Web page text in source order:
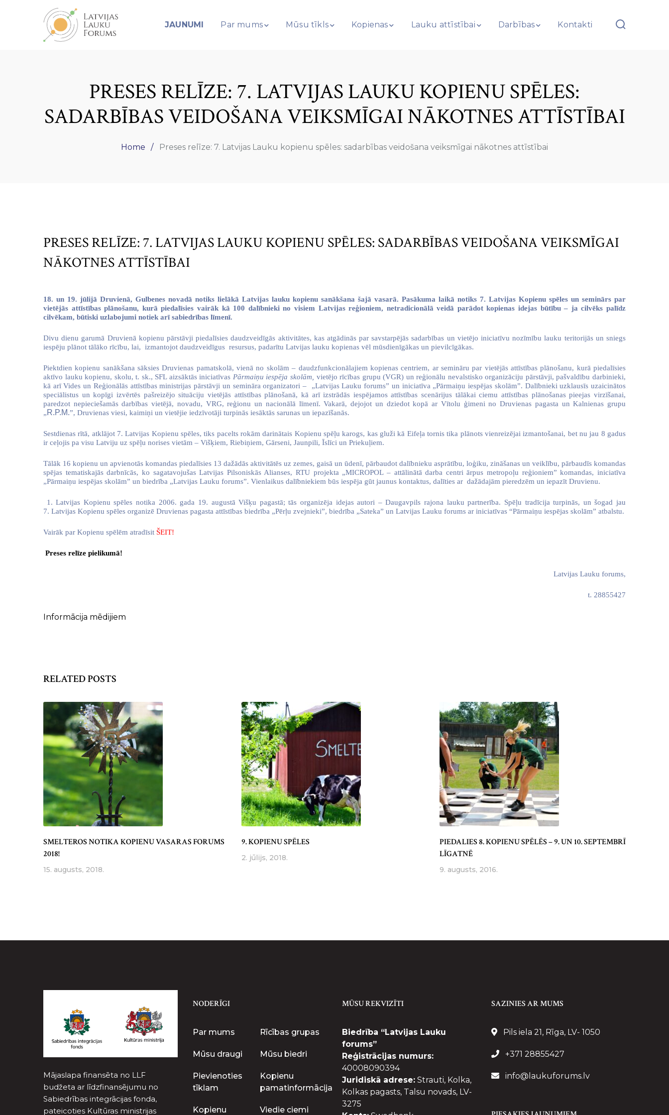
JAUNUMI Par mums Mūsu tīkls Kopienas Lauku attīstībai Darbības Kontakti
PRESES RELĪZE: 7. LATVIJAS LAUKU KOPIENU SPĒLES:
SADARBĪBAS VEIDOŠANA VEIKSMĪGAI NĀKOTNES ATTĪSTĪBAI
Home Preses relīze: 7. Latvijas Lauku kopienu spēles: sadarbības veidošana veiksmīgai nākotnes attīstībai
PRESES RELĪZE: 7. LATVIJAS LAUKU KOPIENU SPĒLES: SADARBĪBAS VEIDOŠANA VEIKSMĪGAI
NĀKOTNES ATTĪSTĪBAI
18. un 19. jūlijā Druvienā, Gulbenes novadā notiks lielākā Latvijas lauku kopienu sanākšana šajā vasarā. Pasākuma laikā notiks 7. Latvijas Kopienu spēles un seminārs par
vietējās attīstības plānošanu, kurā piedalīsies vairāk kā 100 dalībnieki no visiem Latvijas reģioniem, netradicionālā veidā parādot kopienas idejas būtību – ja cilvēks palīdz
cilvēkam, būtiski uzlabojumi notiek arī sabiedrības līmenī.
Divu dienu garumā Druvienā kopienu pārstāvji piedalīsies daudzveidīgās aktivitātes, kas atgādinās par savstarpējās sadarbības un vietējo iniciatīvu nozīmību lauku teritorijās un sniegs
iespēju plānot tālāko rīcību, lai, izmantojot daudzveidīgus resursus, padarītu Latvijas lauku kopienas vēl mūsdienīgākas un pievilcīgākas.
Piektdien kopienu sanākšana sāksies Druvienas pamatskolā, vienā no skolām – daudzfunkcionālajiem kopienas centriem, ar semināru par vietējās attīstības plānošanu, kurā piedalīsies
aktīvo lauku kopienu, skolu, t. sk., SFL aizsāktās iniciatīvas Pārmaiņu iespēja skolām,
vietējo rīcības grupu (VGR) un reģionālu nevalstisko organizāciju pārstāvji, pašvaldību darbinieki,
kā arī Vides un Reģionālās attīstības ministrijas pārstāvji un semināra organizatori –
„Latvijas Lauku forums” un iniciatīva „Pārmaiņu iespējas skolām”. Dalībnieki uzklausīs uzaicinātos
speciālistus un kopīgi izvērtēs pašreizējo situāciju vietējās attīstības plānošanā, kā arī izstrādās iespējamos attīstības scenārijus tālākai ciemu attīstības plānošanas pieejas virzīšanai,
paredzot nepieciešamās darbības vietējā, novadu, VRG, reģionu un nacionālā līmenī. Vakarā, dejojot un dziedot kopā ar Vītolu ģimeni no Druvienas pagasta un Kalnienas grupu
„R.P.M.”, Druvienas viesi, kaimiņi un vietējie iedzīvotāji turpinās iesāktās sarunas un iepazīšanās.
Sestdienas rītā, atklājot 7. Latvijas Kopienu spēles, tiks pacelts rokām darinātais Kopienu spēļu karogs, kas gluži kā Eifeļa tornis tika plānots vienreizējai izmantošanai, bet nu jau 8 gadus
ir ceļojis pa visu Latviju uz spēļu norises vietām – Višķiem, Riebiņiem, Gārseni, Jaunpili, Īslīci un Priekuļiem.
Tālāk 16 kopienu un apvienotās komandas piedalīsies 13 dažādās aktivitātēs uz zemes, gaisā un ūdenī, pārbaudot dalībnieku asprātību, loģiku, zināšanas un veiklību, pārbaudīs komandas
spējas tematiskajās darbnīcās, ko sagatavojušas Latvijas Pilsoniskās Alianses, RTU projekta „MICROPOL – attālinātā darba centri ārpus metropoļu reģioniem” komandas, iniciatīva
„Pārmaiņu iespējas skolām” un biedrība „Latvijas Lauku forums”. Vienlaikus dalībniekiem būs iespēja gūt jaunus kontaktus, dalīties ar dažādajām pieredzēm un iepazīt Druvienu.
1. Latvijas Kopienu spēles notika 2006. gada 19. augustā Višķu pagastā; tās organizēja idejas autori – Daugavpils rajona lauku partnerība. Spēļu tradīcija turpinās, un šogad jau
7. Latvijas Kopienu spēles organizē Druvienas pagasta attīstības biedrība „Pērļu zvejnieki”, biedrība „Sateka” un Latvijas Lauku forums ar iniciatīvas “Pārmaiņu iespējas skolām” atbalstu.
Vairāk par Kopienu spēlēm atradīsit ŠEIT!
Preses relīze pielikumā!
Latvijas Lauku forums,
t. 28855427
Informācija mēdijiem
RELATED POSTS
SMELTEROS NOTIKA KOPIENU VASARAS FORUMS
2018!
15. augusts, 2018.
9. KOPIENU SPĒLES
2. jūlijs, 2018.
PIEDALIES 8. KOPIENU SPĒLĒS – 9. UN 10. SEPTEMBRĪ
LĪGATNĒ
9. augusts, 2016.
Mājaslapa finansēta no LLF
budžeta ar līdzfinansējumu no
Sabiedrības integrācijas fonda,
pateicoties Kultūras ministrijas
NODERĪGI
Par mums Rīcības grupas
Mūsu draugi Mūsu biedri
Pievienoties
tīklam
Kopienu
pamatinformācija
Kopienu Viedie ciemi
MŪSU REKVIZĪTI
Biedrība “Latvijas Lauku
forums”
Reģistrācijas numurs:
40008090394
Juridiskā adrese: Strauti, Kolka,
Kolkas pagasts, Talsu novads, LV-
3275
SAZINIES AR MUMS
Pils iela 21, Rīga, LV- 1050
+371 28855427
info@laukuforums.lv